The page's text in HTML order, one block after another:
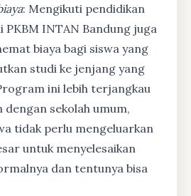
: Mengikuti pendidikan
PKBM INTAN Bandung juga
biaya bagi siswa yang
studi ke jenjang yang
ini lebih terjangkau
dengan sekolah umum,
tidak perlu mengeluarkan
untuk menyelesaikan
dan tentunya bisa